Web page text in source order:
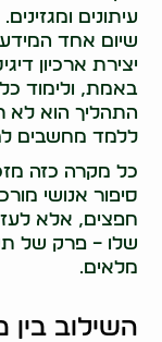
עיתונים
שיום אחד המידע
יצירת ארכיון
באמת, ולימוד
התהליך הוא לא
ללמד מחשבים
כל מקרה כזה
סיפור אנושי
חפצים, אלא
שלו – פרק של
מלאים.
השילוב בין